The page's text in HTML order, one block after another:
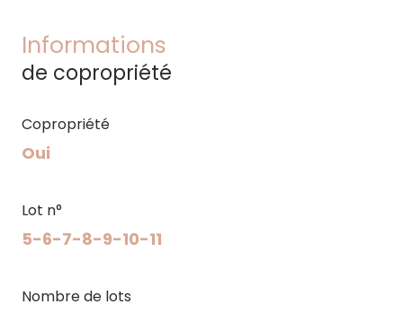
Informations
de copropriété
Copropriété
Oui
Lot n°
5-6-7-8-9-10-11
Nombre de lots